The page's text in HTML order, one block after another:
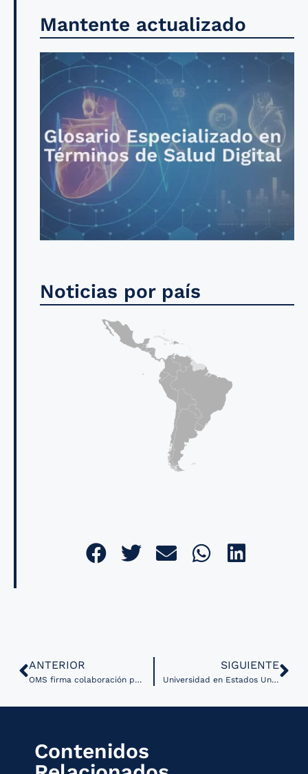
Mantente actualizado
Noticias por país
ANTERIOR
OMS firma colaboración para impulsar innovaciones digitales
SIGUIENTE
Universidad en Estados Unidos desarrolla modelo de detección de cáncer de mama por IA
Contenidos